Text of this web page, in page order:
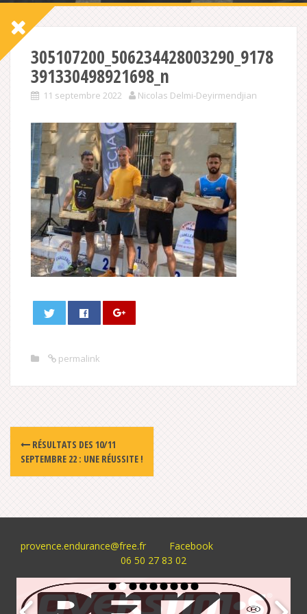
305107200_506234428003290_9178
391330498921698_n
11 septembre 2022 Nicolas Delmi-Deyirmendjian
permalink
Post
navigation
RÉSULTATS DES 10/11
SEPTEMBRE 22 : UNE RÉUSSITE !
provence.endurance@free.fr
Facebook
06 50 27 83 02